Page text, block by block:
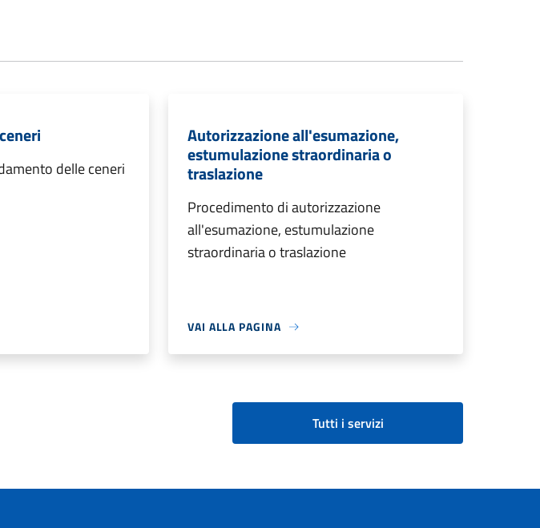
delle ceneri
Autorizzazione all'esumazione,
estumulazione straordinaria o
traslazione
Procedimento di autorizzazione
all'esumazione, estumulazione
straordinaria o traslazione
VAI ALLA PAGINA
Tutti i servizi